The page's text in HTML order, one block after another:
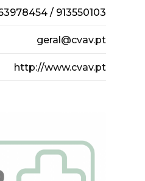
/ 913550103
geral@cvav.pt
http://www.cvav.pt